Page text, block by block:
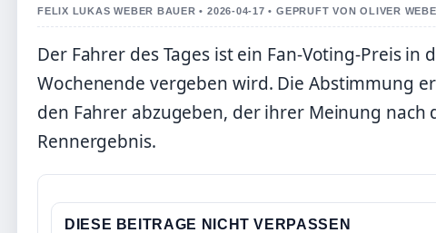
FELIX LUKAS WEBER BAUER • 2026-04-17 • GEPRUFT VON OLIVER
Der Fahrer des Tages ist ein Fan-Voting-Preis
Wochenende vergeben wird. Die Abstimmung
den Fahrer abzugeben, der ihrer Meinung
Rennergebnis.
DIESE BEITRAGE NICHT VERPASSEN